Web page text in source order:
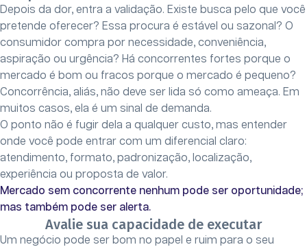
Depois da dor, entra a validação. Existe busca pelo que você
pretende oferecer? Essa procura é estável ou sazonal? O
consumidor compra por necessidade, conveniência,
aspiração ou urgência? Há concorrentes fortes porque o
mercado é bom ou fracos porque o mercado é pequeno?
Concorrência, aliás, não deve ser lida só como ameaça. Em
muitos casos, ela é um sinal de demanda.
O ponto não é fugir dela a qualquer custo, mas entender
onde você pode entrar com um diferencial claro:
atendimento, formato, padronização, localização,
experiência ou proposta de valor.
Mercado sem concorrente nenhum pode ser oportunidade;
mas também pode ser alerta.
Avalie sua capacidade de executar
Um negócio pode ser bom no papel e ruim para o seu